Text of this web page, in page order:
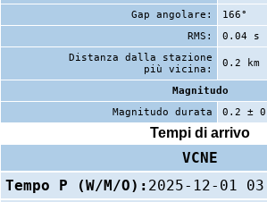
Gap angolare:
166°
RMS:
0.04 s
Distanza dalla stazione
più vicina:
0.2 km
Magnitudo
Magnitudo durata
0.2 ±
Tempi di arrivo
VCNE
Tempo P (W/M/O): 2025-12-01